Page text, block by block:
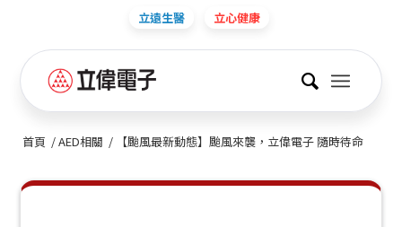
立遠生醫 立心健康
首頁 /AED相關 / 【颱風最新動態】颱風來襲，立偉電子 隨時待命